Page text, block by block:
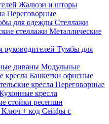
Жалюзи и шторы
Переговорные
для одежды Стеллажи
стеллажи Металлические
руководителей Тумбы для
диваны Модульные
кресла Банкетки офисные
кресла Переговорные
кресла
стойки ресепшн
Ключ + код Сейфы с